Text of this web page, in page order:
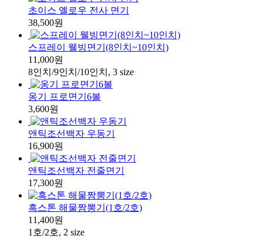
초이스 옐로우 전사 면기
38,500원
스프레이 웰빙면기(8인치~10인치)
11,000원
8인치/9인치/10인치, 3 size
옹기 프로면기6볼
3,600원
앤틱조선백자 우동기
16,900원
앤틱조선백자 전줄면기
17,300원
흑스톤 해물짬뽕기(1호/2호)
11,400원
1호/2호, 2 size